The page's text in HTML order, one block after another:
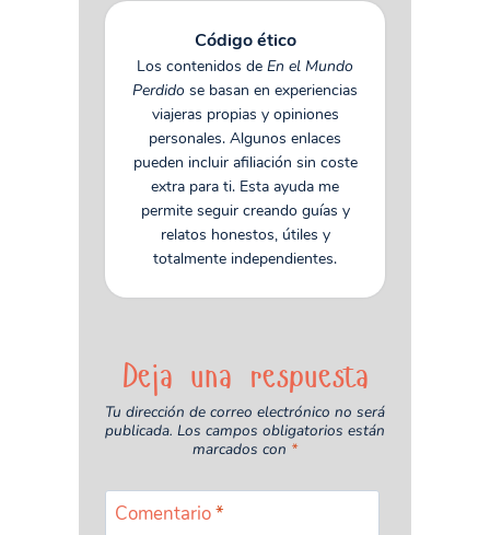
Código ético
Los contenidos de En el Mundo
Perdido se basan en experiencias
viajeras propias y opiniones
personales. Algunos enlaces
pueden incluir afiliación sin coste
extra para ti. Esta ayuda me
permite seguir creando guías y
relatos honestos, útiles y
totalmente independientes.
Deja una respuesta
Tu dirección de correo electrónico no será
publicada. Los campos obligatorios están
marcados con *
Comentario*